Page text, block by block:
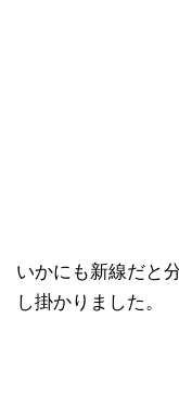
いかにも新線だと
し掛かりました。